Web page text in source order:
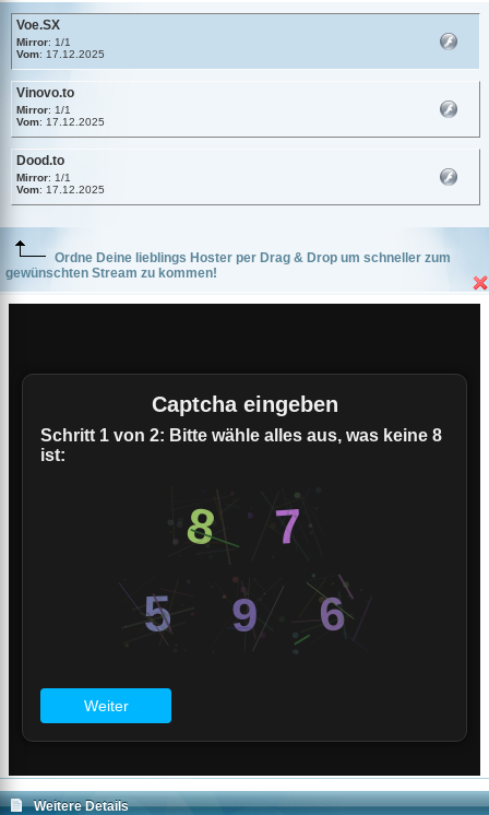
Voe.SX
Mirror: 1/1
Vom: 17.12.2025
Vinovo.to
Mirror: 1/1
Vom: 17.12.2025
Dood.to
Mirror: 1/1
Vom: 17.12.2025
Ordne Deine lieblings Hoster per Drag & Drop um schneller zum
gewünschten Stream zu kommen!
Weitere Details